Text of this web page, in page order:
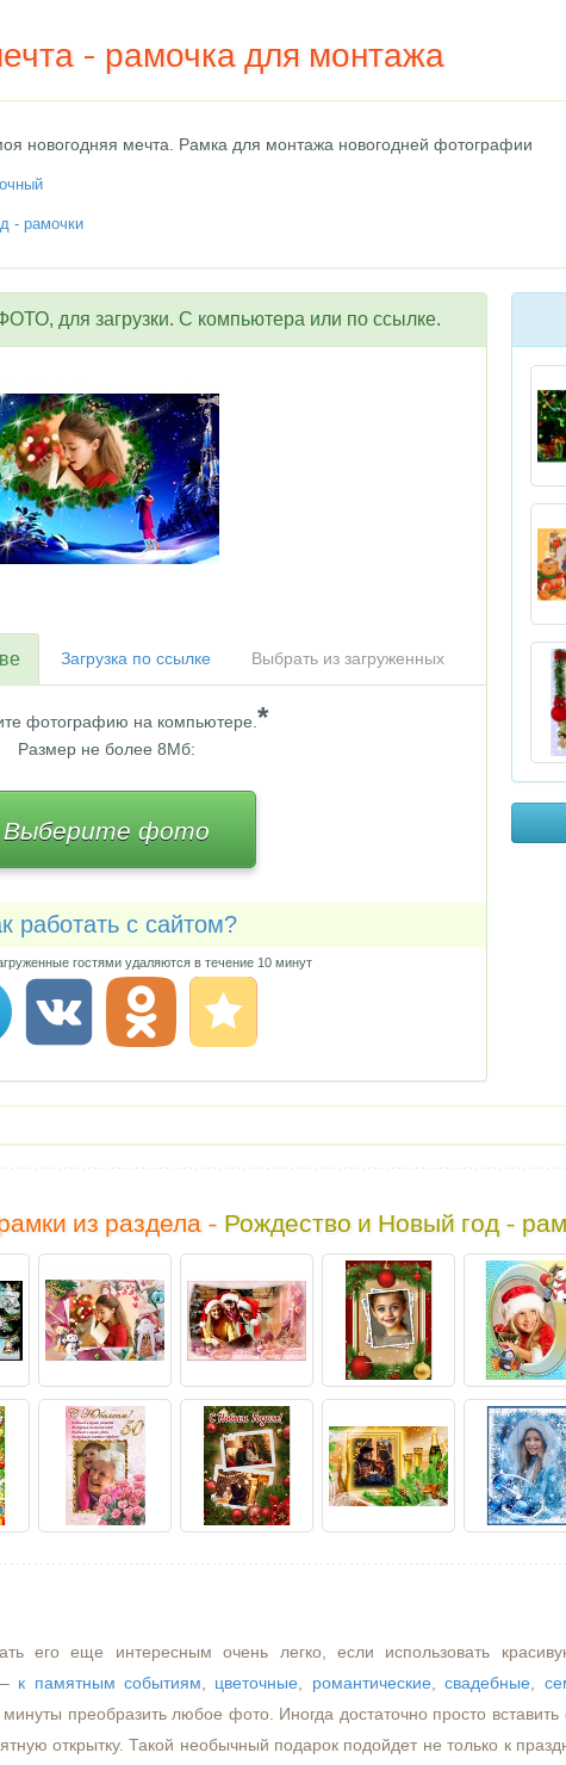
- рамочка для монтажа
новогодняя мечта. Рамка для монтажа новогодней фотографии
- рамочки
для загрузки. С компьютера или по ссылке.
Загрузка по ссылке Выбрать из загруженных
фотографию на компьютере. *
Размер не более 8Мб:
Выберите фото
работать с сайтом?
гостями удаляются в течение 10 минут
из раздела - Рождество и Новый год -
его еще интересным очень легко, если использовать
к памятным событиям цветочные романтические ,свадебные
преобразить любое фото. Иногда достаточно просто вставить
открытку. Такой необычный подарок подойдет не только к